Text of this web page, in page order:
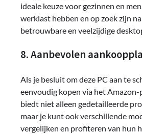
ideale keuze voor gezinnen en
werklast hebben en op zoek zijn
betrouwbare en veelzijdige
8. Aanbevolen
Als je besluit om deze PC aan te
eenvoudig kopen via het
biedt niet alleen gedetailleerde
maar je kunt ook verschillende
vergelijken en profiteren van hun